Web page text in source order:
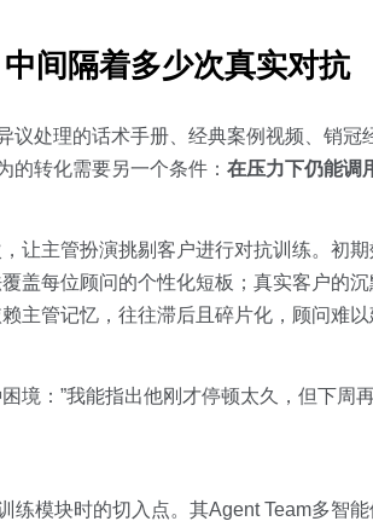
间隔着多少次真实对抗
议处理的话术手册、经典案例视频、销
的转化需要另一个条件： 在压力下仍能调
让主管扮演挑剔客户进行对抗训练。初
盖每位顾问的个性化短板；真实客户的
主管记忆，往往滞后且碎片化，顾问难以
境：”我能指出他刚才停顿太久，但下周
练模块时的切入点。其Agent Team多智